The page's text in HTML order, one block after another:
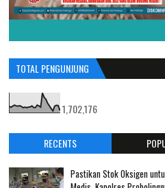
TOTAL PENGUNJUNG
1,702,176
RECENTS
Pastikan Stok Oksigen